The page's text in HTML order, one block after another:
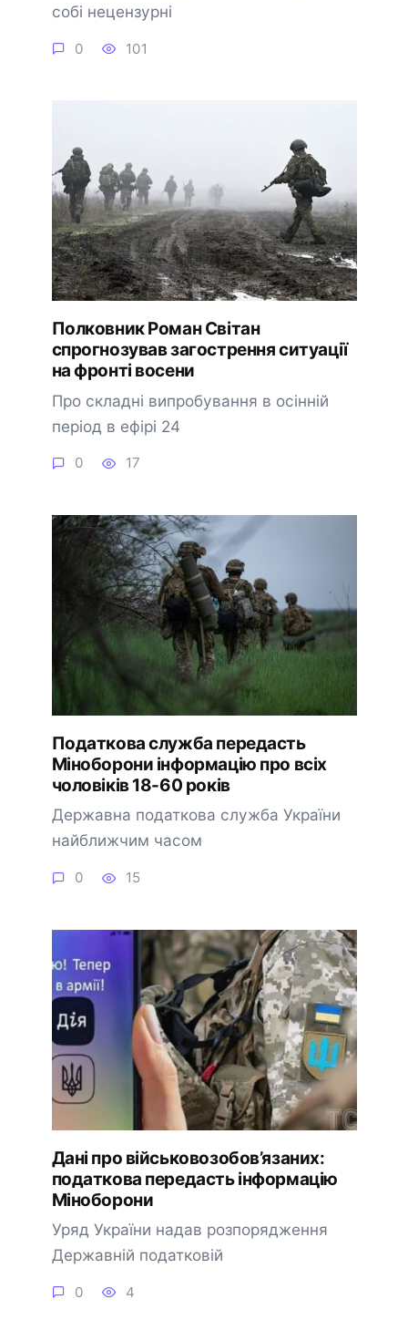
собі нецензурні
0 101
Полковник Роман Світан
спрогнозував загострення ситуації
на фронті восени
Про складні випробування в осінній
період в ефірі 24
0 17
Податкова служба передасть
Міноборони інформацію про всіх
чоловіків 18-60 років
Державна податкова служба України
найближчим часом
0 15
Дані про військовозобов’язаних:
податкова передасть інформацію
Міноборони
Уряд України надав розпорядження
Державній податковій
0 4